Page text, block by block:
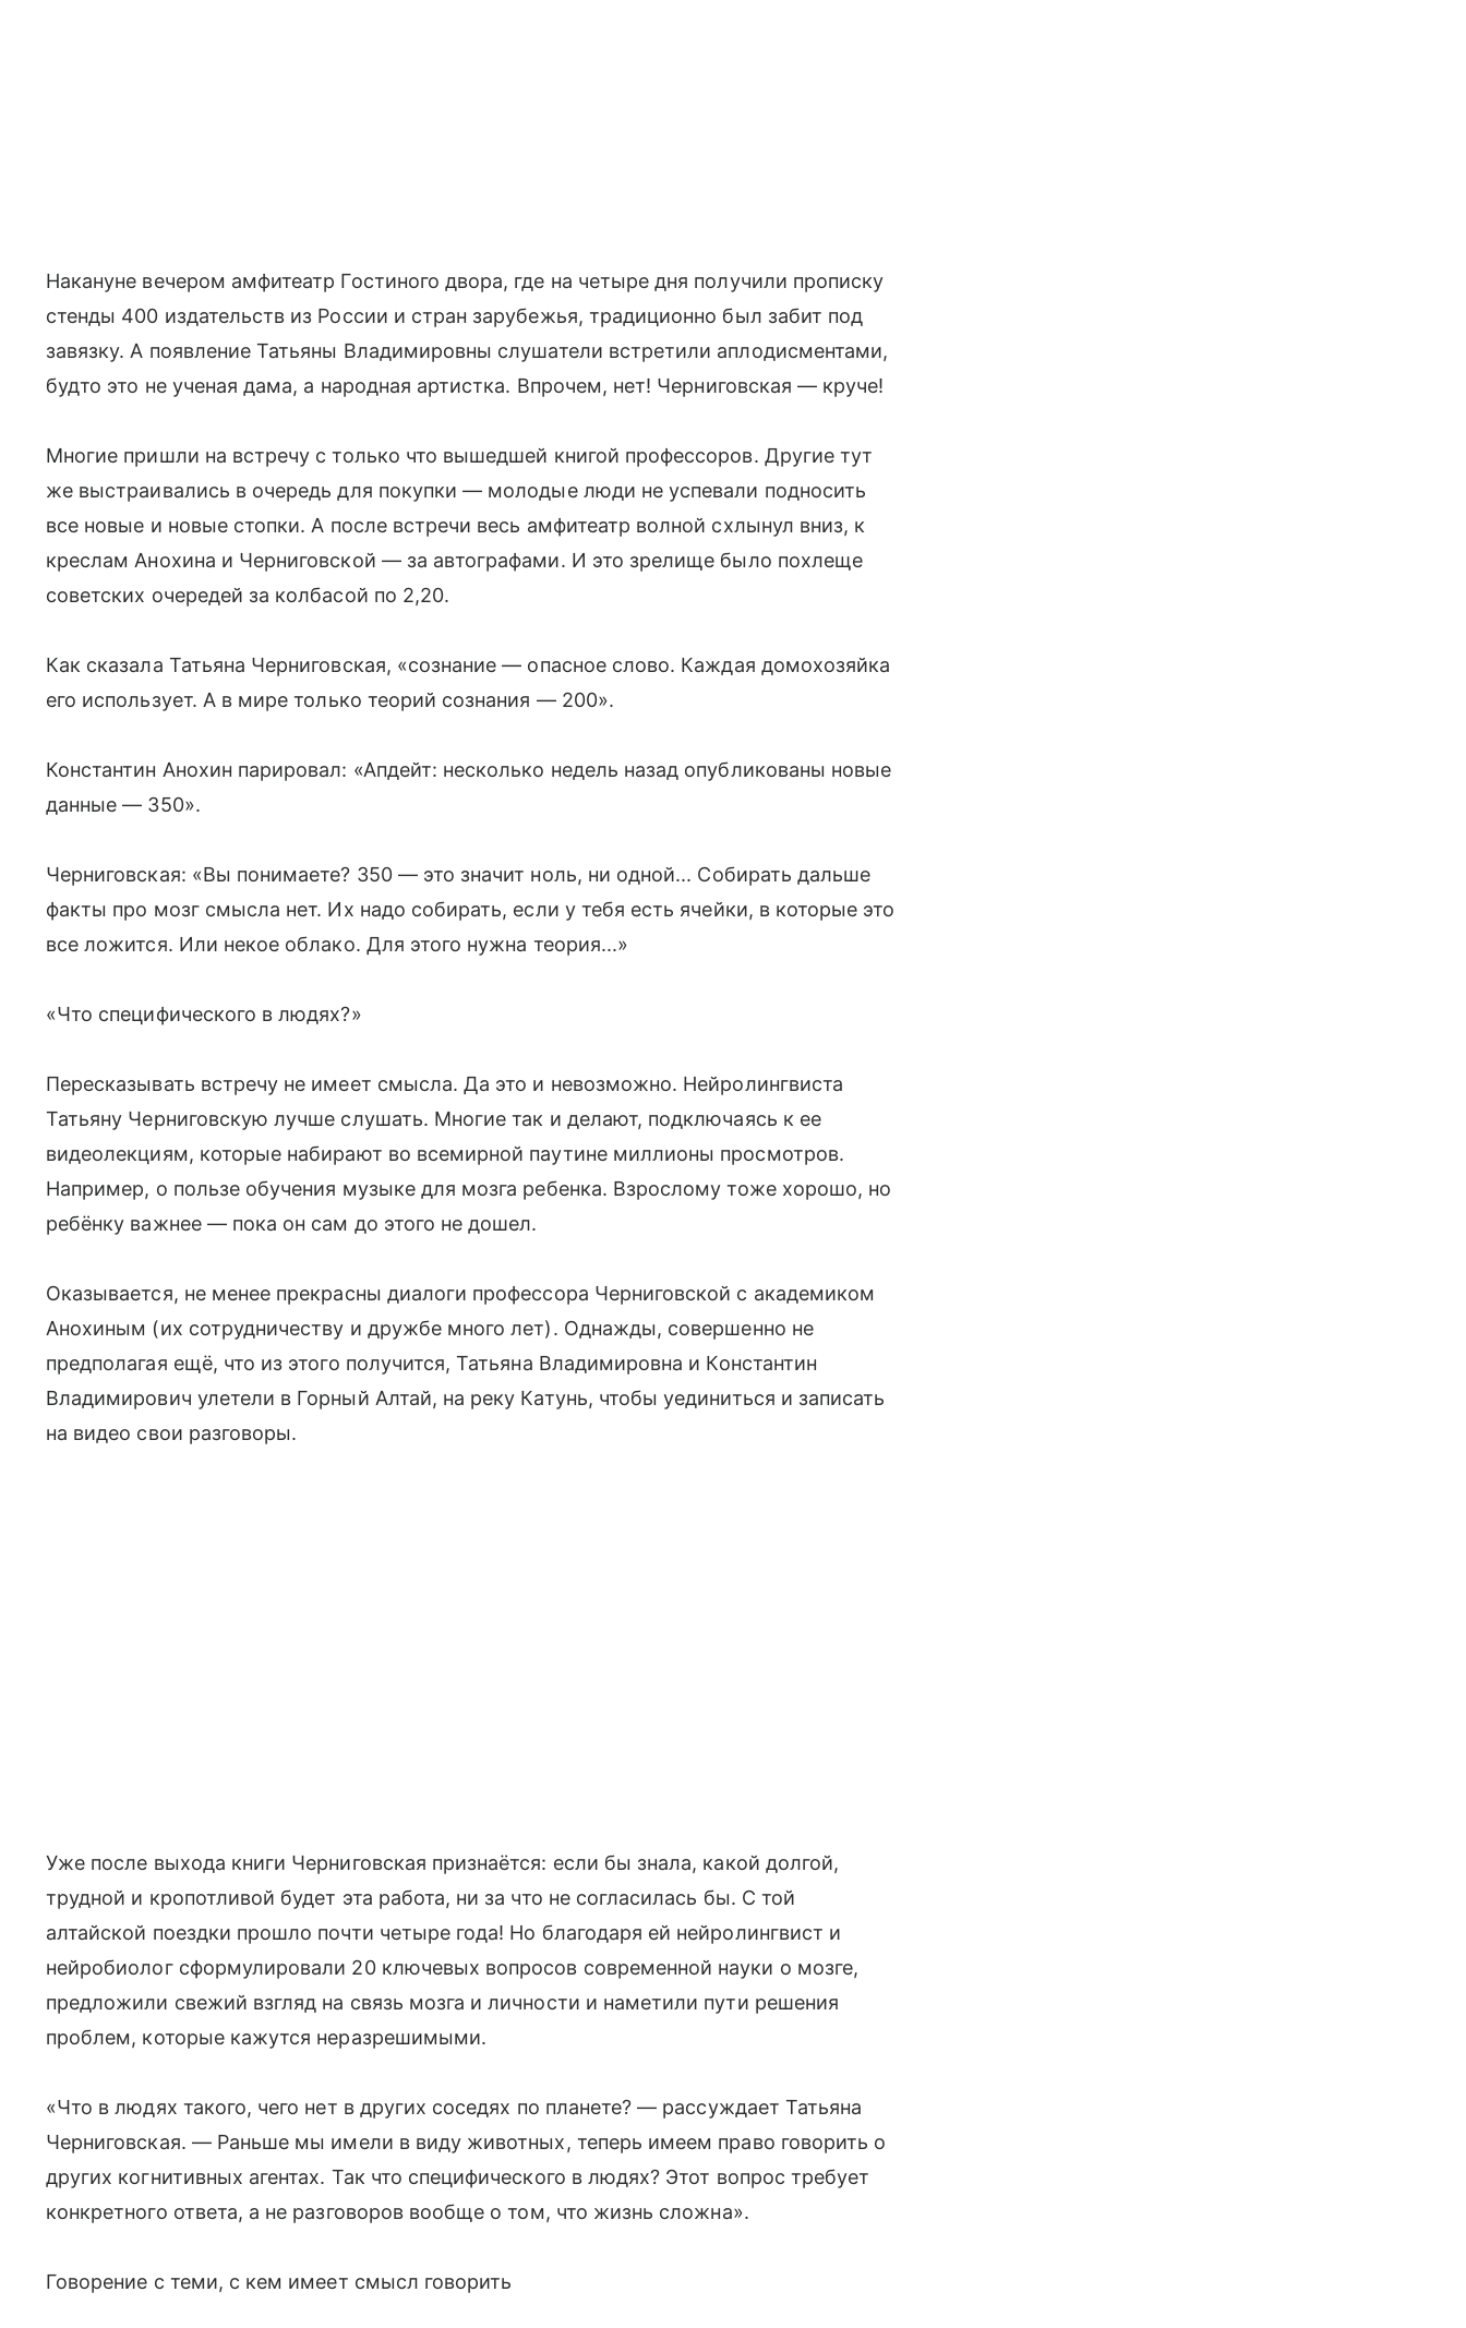
Накануне вечером амфитеатр Гостиного двора, где на четыре дня получили прописку
стенды 400 издательств из России и стран зарубежья, традиционно был забит под
завязку. А появление Татьяны Владимировны слушатели встретили аплодисментами,
будто это не ученая дама, а народная артистка. Впрочем, нет! Черниговская — круче!
Многие пришли на встречу с только что вышедшей книгой профессоров. Другие тут
же выстраивались в очередь для покупки — молодые люди не успевали подносить
все новые и новые стопки. А после встречи весь амфитеатр волной схлынул вниз, к
креслам Анохина и Черниговской — за автографами. И это зрелище было похлеще
советских очередей за колбасой по 2,20.
Как сказала Татьяна Черниговская, «сознание — опасное слово. Каждая домохозяйка
его использует. А в мире только теорий сознания — 200».
Константин Анохин парировал: «Апдейт: несколько недель назад опубликованы новые
данные — 350».
Черниговская: «Вы понимаете? 350 — это значит ноль, ни одной... Собирать дальше
факты про мозг смысла нет. Их надо собирать, если у тебя есть ячейки, в которые это
все ложится. Или некое облако. Для этого нужна теория...»
«Что специфического в людях?»
Пересказывать встречу не имеет смысла. Да это и невозможно. Нейролингвиста
Татьяну Черниговскую лучше слушать. Многие так и делают, подключаясь к ее
видеолекциям, которые набирают во всемирной паутине миллионы просмотров.
Например, о пользе обучения музыке для мозга ребенка. Взрослому тоже хорошо, но
ребёнку важнее — пока он сам до этого не дошел.
Оказывается, не менее прекрасны диалоги профессора Черниговской с академиком
Анохиным (их сотрудничеству и дружбе много лет). Однажды, совершенно не
предполагая ещё, что из этого получится, Татьяна Владимировна и Константин
Владимирович улетели в Горный Алтай, на реку Катунь, чтобы уединиться и записать
на видео свои разговоры.
Уже после выхода книги Черниговская признаётся: если бы знала, какой долгой,
трудной и кропотливой будет эта работа, ни за что не согласилась бы. С той
алтайской поездки прошло почти четыре года! Но благодаря ей нейролингвист и
нейробиолог сформулировали 20 ключевых вопросов современной науки о мозге,
предложили свежий взгляд на связь мозга и личности и наметили пути решения
проблем, которые кажутся неразрешимыми.
«Что в людях такого, чего нет в других соседях по планете? — рассуждает Татьяна
Черниговская. — Раньше мы имели в виду животных, теперь имеем право говорить о
других когнитивных агентах. Так что специфического в людях? Этот вопрос требует
конкретного ответа, а не разговоров вообще о том, что жизнь сложна».
Говорение с теми, с кем имеет смысл говорить